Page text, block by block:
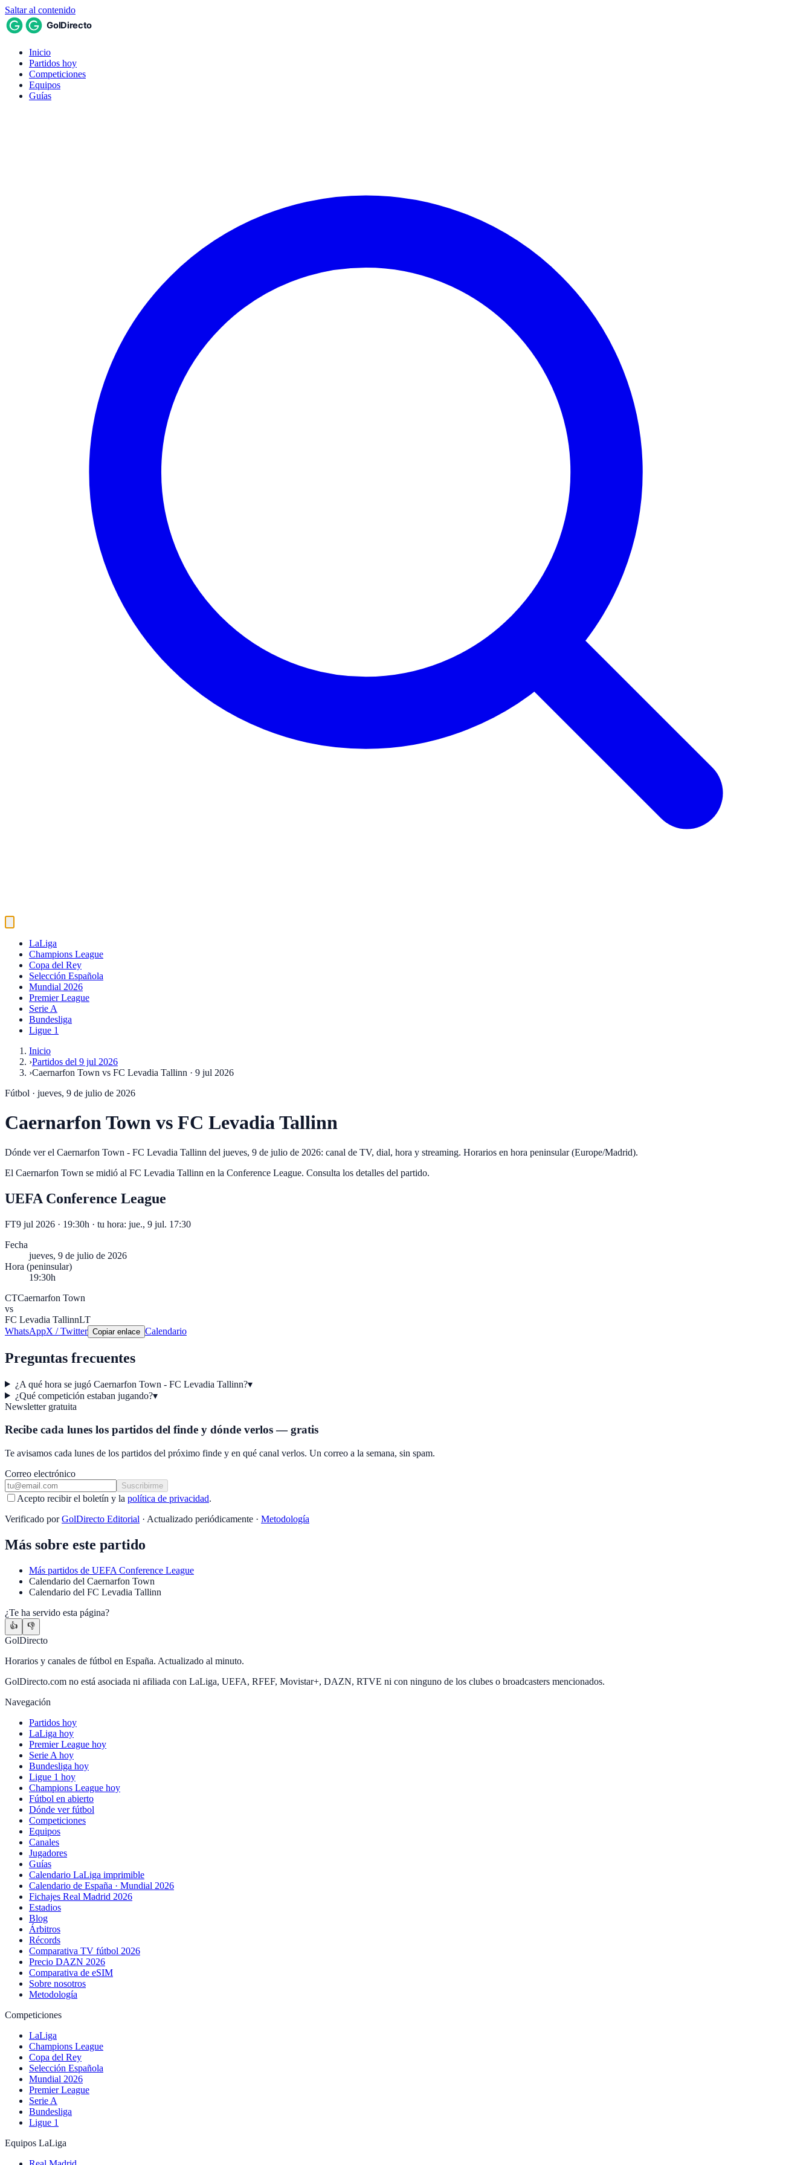
Saltar al contenido
Inicio
Partidos hoy
Competiciones
Equipos
Guías
LaLiga
Champions League
Copa del Rey
Selección Española
Mundial 2026
Premier League
Serie A
Bundesliga
Ligue 1
Inicio
›Partidos del 9 jul 2026
›Caernarfon Town vs FC Levadia Tallinn · 9 jul 2026
Fútbol · jueves, 9 de julio de 2026
Caernarfon Town vs FC Levadia Tallinn
Dónde ver el Caernarfon Town - FC Levadia Tallinn del jueves, 9 de julio de 2026: canal de TV, dial, hora y streaming. Horarios en hora peninsular (Europe/Madrid).
El Caernarfon Town se midió al FC Levadia Tallinn en la Conference League. Consulta los detalles del partido.
UEFA Conference League
FT9 jul 2026 · 19:30h · tu hora: jue., 9 jul. 17:30
Fecha
jueves, 9 de julio de 2026
Hora (peninsular)
19:30h
CTCaernarfon Town
vs
FC Levadia TallinnLT
WhatsAppX / Twitter Copiar enlace Calendario
Preguntas frecuentes
¿A qué hora se jugó Caernarfon Town - FC Levadia Tallinn?▾
¿Qué competición estaban jugando?▾
Newsletter gratuita
Recibe cada lunes los partidos del finde y dónde verlos — gratis
Te avisamos cada lunes de los partidos del próximo finde y en qué canal verlos. Un correo a la semana, sin spam.
Correo electrónico
Suscribirme
Acepto recibir el boletín y la política de privacidad.
Verificado por GolDirecto Editorial · Actualizado periódicamente · Metodología
Más sobre este partido
Más partidos de UEFA Conference League
Calendario del Caernarfon Town
Calendario del FC Levadia Tallinn
¿Te ha servido esta página?
👍 👎
GolDirecto
Horarios y canales de fútbol en España. Actualizado al minuto.
GolDirecto.com no está asociada ni afiliada con LaLiga, UEFA, RFEF, Movistar+, DAZN, RTVE ni con ninguno de los clubes o broadcasters mencionados.
Navegación
Partidos hoy
LaLiga hoy
Premier League hoy
Serie A hoy
Bundesliga hoy
Ligue 1 hoy
Champions League hoy
Fútbol en abierto
Dónde ver fútbol
Competiciones
Equipos
Canales
Jugadores
Guías
Calendario LaLiga imprimible
Calendario de España · Mundial 2026
Fichajes Real Madrid 2026
Estadios
Blog
Árbitros
Récords
Comparativa TV fútbol 2026
Precio DAZN 2026
Comparativa de eSIM
Sobre nosotros
Metodología
Competiciones
LaLiga
Champions League
Copa del Rey
Selección Española
Mundial 2026
Premier League
Serie A
Bundesliga
Ligue 1
Equipos LaLiga